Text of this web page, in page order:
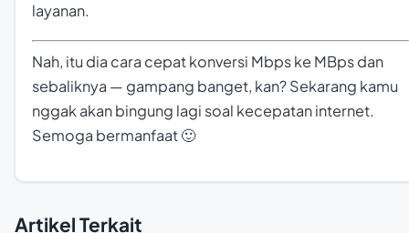
layanan.
Nah, itu dia cara cepat konversi Mbps ke MBps dan
sebaliknya — gampang banget, kan? Sekarang kamu
nggak akan bingung lagi soal kecepatan internet.
Semoga bermanfaat 🙂
Artikel Terkait